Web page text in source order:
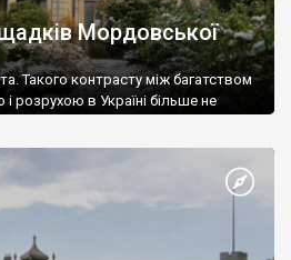
Мордовської
Такого контрасту між багатством
розрухою в Україні більше не